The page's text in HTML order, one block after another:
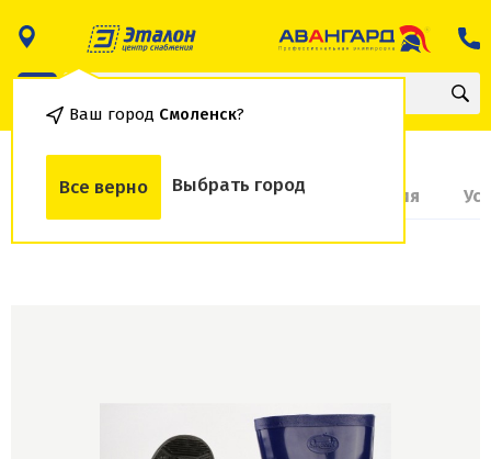
Ваш город Смоленск?
Все верно Выбрать город
О товаре Доставка и оплата Гарантия